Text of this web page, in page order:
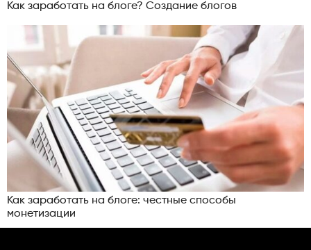
Как заработать на блоге? Создание блогов
Как заработать на блоге: честные способы
монетизации